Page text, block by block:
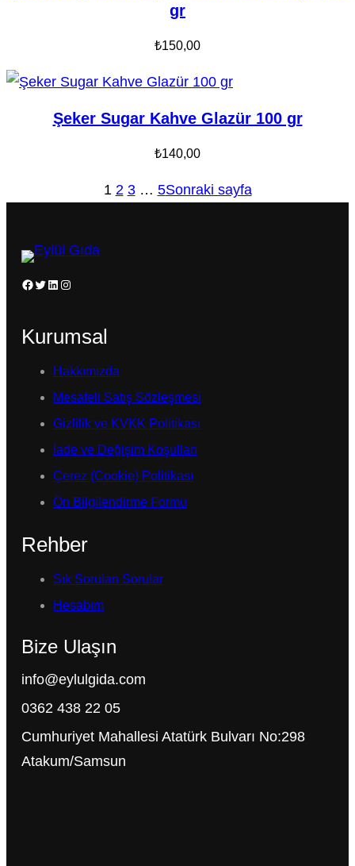
gr
₺150,00
Şeker Sugar Kahve Glazür 100 gr
₺140,00
1 2 3 … 5Sonraki sayfa
Facebook Twitter LinkedIn Instagram
Kurumsal
Hakkımızda
Mesafeli Satış Sözleşmesi
Gizlilik ve KVKK Politikası
İade ve Değişim Koşulları
Çerez (Cookie) Politikası
Ön Bilgilendirme Formu
Rehber
Sık Sorulan Sorular
Hesabım
Bize Ulaşın
info@eylulgida.com
0362 438 22 05
Cumhuriyet Mahallesi Atatürk Bulvarı No:298
Atakum/Samsun